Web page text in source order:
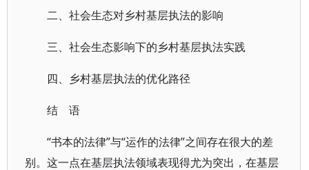
二、社会生态对乡村基层执法的影响
三、社会生态影响下的乡村基层执法实践
四、乡村基层执法的优化路径
结 语
“书本的法律”与“运作的法律”之间存在很大的差
别。这一点在基层执法领域表现得尤为突出，在基层